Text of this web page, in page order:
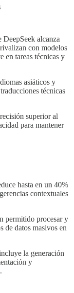
alcanza
con modelos
en tareas técnicas y
asiáticos y
técnicas
superior al
para mantener
hasta en un 40%
contextuales
permitido procesar y
de datos masivos en
la generación
y